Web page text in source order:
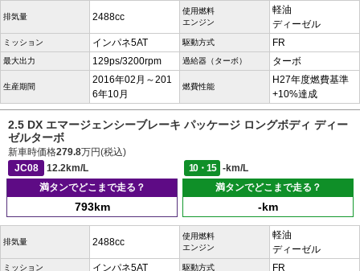
排気量 2488cc
使用燃料
エンジン
軽油
ディーゼル
ミッション インパネ5AT 駆動方式 FR
最大出力 129ps/3200rpm 過給器（ターボ） ターボ
生産期間
2016年02月～201
6年10月
燃費性能
H27年度燃費基準
+10%達成
2.5 DX エマージェンシーブレーキ パッケージ ロングボディ ディー
ゼルターボ
新車時価格279.8万円(税込)
JC08
12.2km/L 10・15
-km/L
満タンでどこまで走る？
793km
満タンでどこまで走る？
-km
排気量 2488cc
使用燃料
エンジン
軽油
ディーゼル
ミッション インパネ5AT 駆動方式 FR